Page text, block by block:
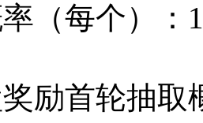
（每个）：
奖励首轮抽